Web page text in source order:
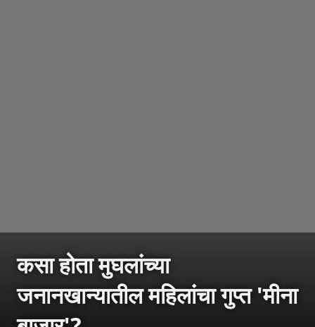
कसा होता मुघलांच्या
जनानखान्यातील महिलांचा गुप्त 'मीना